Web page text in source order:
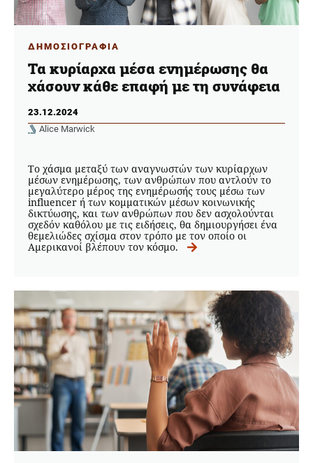
ΔΗΜΟΣΙΟΓΡΑΦΙΑ
Τα κυρίαρχα μέσα ενημέρωσης θα
χάσουν κάθε επαφή με τη συνάφεια
23.12.2024
Alice Marwick
Το χάσμα μεταξύ των αναγνωστών των κυρίαρχων
μέσων ενημέρωσης, των ανθρώπων που αντλούν το
μεγαλύτερο μέρος της ενημέρωσής τους μέσω των
influencer ή των κομματικών μέσων κοινωνικής
δικτύωσης, και των ανθρώπων που δεν ασχολούνται
σχεδόν καθόλου με τις ειδήσεις, θα δημιουργήσει ένα
θεμελιώδες σχίσμα στον τρόπο με τον οποίο οι
Αμερικανοί βλέπουν τον κόσμο.